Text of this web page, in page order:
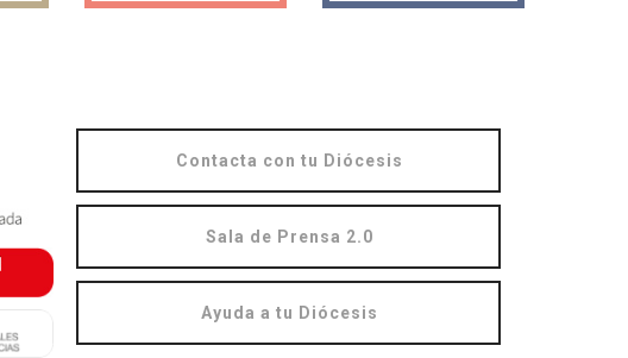
Contacta con tu Diócesis
Sala de Prensa 2.0
Ayuda a tu Diócesis